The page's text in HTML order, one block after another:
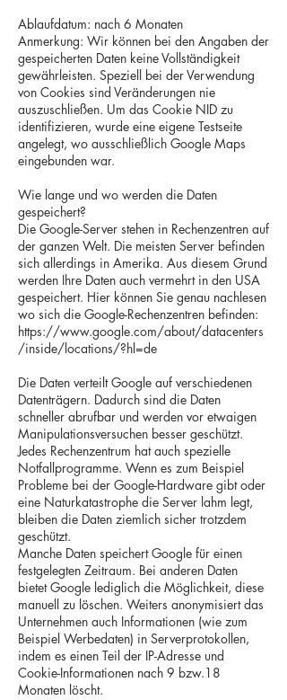
Ablaufdatum: nach 6 Monaten
Anmerkung: Wir können bei den Angaben der
gespeicherten Daten keine Vollständigkeit
gewährleisten. Speziell bei der Verwendung
von Cookies sind Veränderungen nie
auszuschließen. Um das Cookie NID zu
identifizieren, wurde eine eigene Testseite
angelegt, wo ausschließlich Google Maps
eingebunden war.
Wie lange und wo werden die Daten
gespeichert?
Die Google-Server stehen in Rechenzentren auf
der ganzen Welt. Die meisten Server befinden
sich allerdings in Amerika. Aus diesem Grund
werden Ihre Daten auch vermehrt in den USA
gespeichert. Hier können Sie genau nachlesen
wo sich die Google-Rechenzentren befinden:
https://www.google.com/about/datacenters
/inside/locations/?hl=de
Die Daten verteilt Google auf verschiedenen
Datenträgern. Dadurch sind die Daten
schneller abrufbar und werden vor etwaigen
Manipulationsversuchen besser geschützt.
Jedes Rechenzentrum hat auch spezielle
Notfallprogramme. Wenn es zum Beispiel
Probleme bei der Google-Hardware gibt oder
eine Naturkatastrophe die Server lahm legt,
bleiben die Daten ziemlich sicher trotzdem
geschützt.
Manche Daten speichert Google für einen
festgelegten Zeitraum. Bei anderen Daten
bietet Google lediglich die Möglichkeit, diese
manuell zu löschen. Weiters anonymisiert das
Unternehmen auch Informationen (wie zum
Beispiel Werbedaten) in Serverprotokollen,
indem es einen Teil der IP-Adresse und
Cookie-Informationen nach 9 bzw.18
Monaten löscht.